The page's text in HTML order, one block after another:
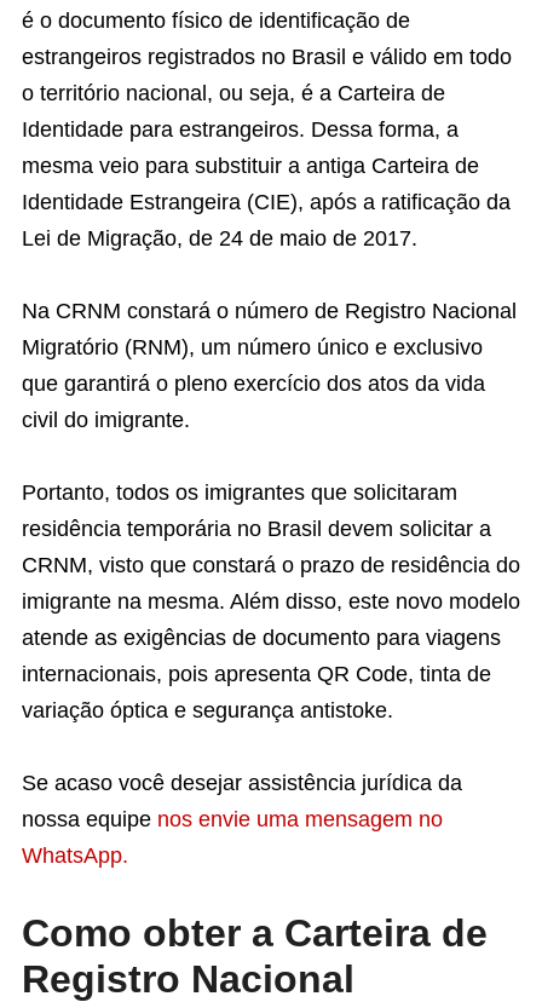
é o documento físico de identificação de
estrangeiros registrados no Brasil e válido em todo
o território nacional, ou seja, é a Carteira de
Identidade para estrangeiros. Dessa forma, a
mesma veio para substituir a antiga Carteira de
Identidade Estrangeira (CIE), após a ratificação da
Lei de Migração, de 24 de maio de 2017.
Na CRNM constará o número de Registro Nacional
Migratório (RNM), um número único e exclusivo
que garantirá o pleno exercício dos atos da vida
civil do imigrante.
Portanto, todos os imigrantes que solicitaram
residência temporária no Brasil devem solicitar a
CRNM, visto que constará o prazo de residência do
imigrante na mesma. Além disso, este novo modelo
atende as exigências de documento para viagens
internacionais, pois apresenta QR Code, tinta de
variação óptica e segurança antistoke.
Se acaso você desejar assistência jurídica da
nossa equipe nos envie uma mensagem no
WhatsApp.
Como obter a Carteira de
Registro Nacional